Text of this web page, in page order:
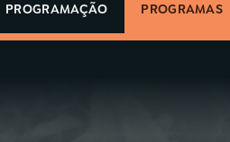
PROGRAMAÇÃO PROGRAMAS